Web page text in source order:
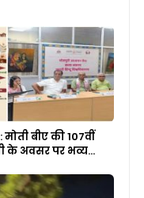
मोती बीए की 107वीं
के अवसर पर भव्य…